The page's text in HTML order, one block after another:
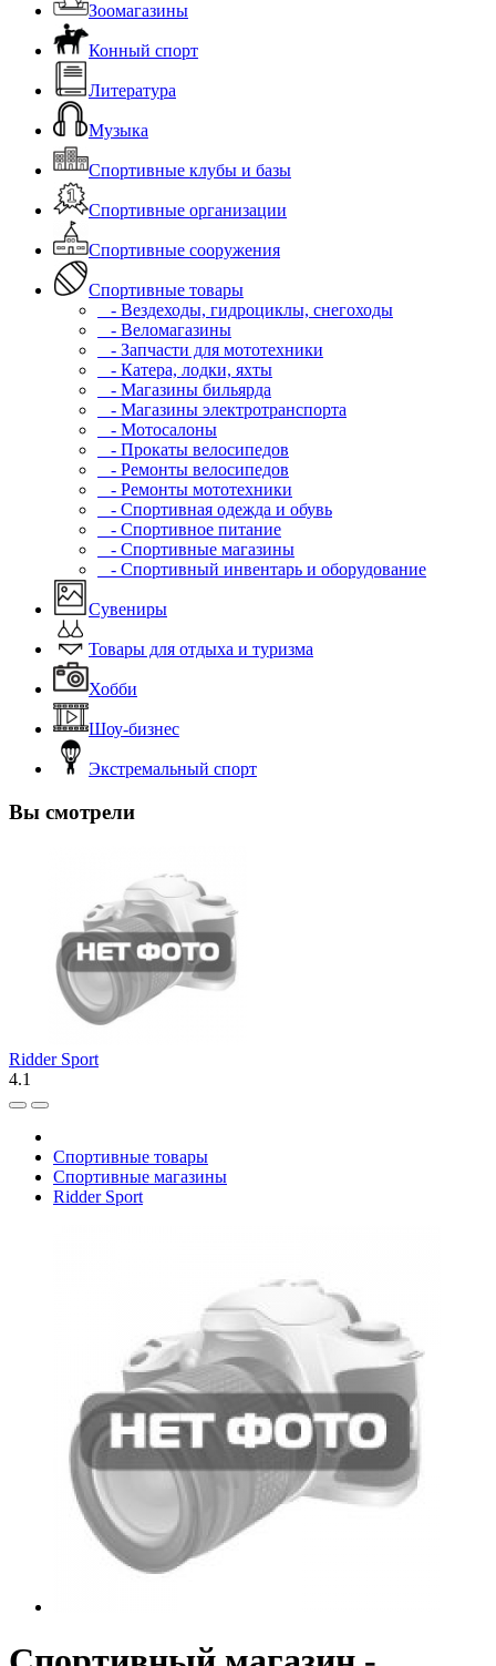
Зоомагазины
Конный спорт
Литература
Музыка
Спортивные клубы и базы
Спортивные организации
Спортивные сооружения
Спортивные товары
- Вездеходы, гидроциклы, снегоходы
- Веломагазины
- Запчасти для мототехники
- Катера, лодки, яхты
- Магазины бильярда
- Магазины электротранспорта
- Мотосалоны
- Прокаты велосипедов
- Ремонты велосипедов
- Ремонты мототехники
- Спортивная одежда и обувь
- Спортивное питание
- Спортивные магазины
- Спортивный инвентарь и оборудование
Сувениры
Товары для отдыха и туризма
Хобби
Шоу-бизнес
Экстремальный спорт
Вы смотрели
Ridder Sport
4.1
Спортивные товары
Спортивные магазины
Ridder Sport